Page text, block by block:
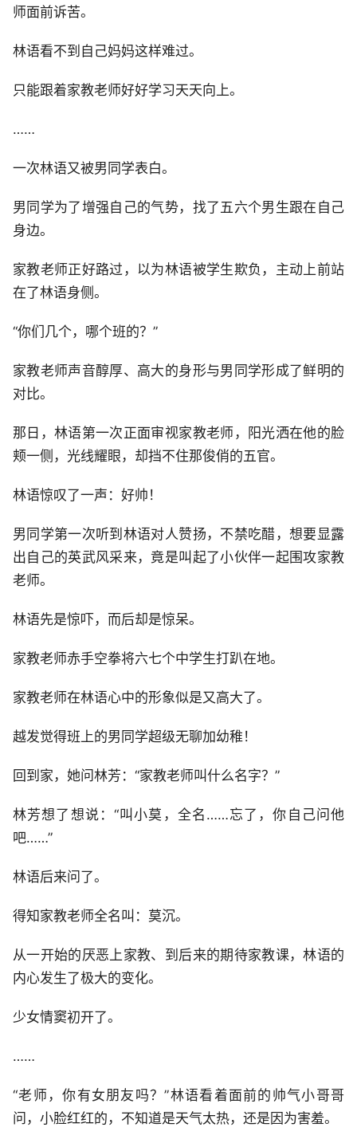
师面前诉苦。
林语看不到自己妈妈这样难过。
只能跟着家教老师好好学习天天向上。
……
一次林语又被男同学表白。
男同学为了增强自己的气势，找了五六个男生跟在自己
身边。
家教老师正好路过，以为林语被学生欺负，主动上前站
在了林语身侧。
“你们几个，哪个班的？”
家教老师声音醇厚、高大的身形与男同学形成了鲜明的
对比。
那日，林语第一次正面审视家教老师，阳光洒在他的脸
颊一侧，光线耀眼，却挡不住那俊俏的五官。
林语惊叹了一声：好帅！
男同学第一次听到林语对人赞扬，不禁吃醋，想要显露
出自己的英武风采来，竟是叫起了小伙伴一起围攻家教
老师。
林语先是惊吓，而后却是惊呆。
家教老师赤手空拳将六七个中学生打趴在地。
家教老师在林语心中的形象似是又高大了。
越发觉得班上的男同学超级无聊加幼稚！
回到家，她问林芳：“家教老师叫什么名字？”
林芳想了想说：“叫小莫，全名……忘了，你自己问他
吧……”
林语后来问了。
得知家教老师全名叫：莫沉。
从一开始的厌恶上家教、到后来的期待家教课，林语的
内心发生了极大的变化。
少女情窦初开了。
……
“老师，你有女朋友吗？”林语看着面前的帅气小哥哥
问，小脸红红的，不知道是天气太热，还是因为害羞。